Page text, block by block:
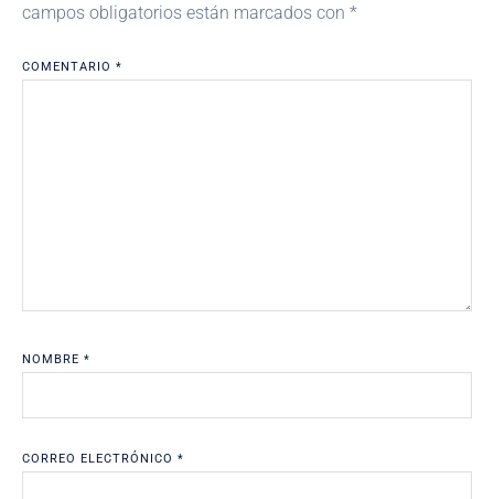
campos obligatorios están marcados con *
COMENTARIO *
NOMBRE *
CORREO ELECTRÓNICO *